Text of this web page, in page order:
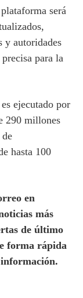
será
y autoridades
para la
ejecutado por
290 millones
hasta 100
en
más
de último
forma rápida